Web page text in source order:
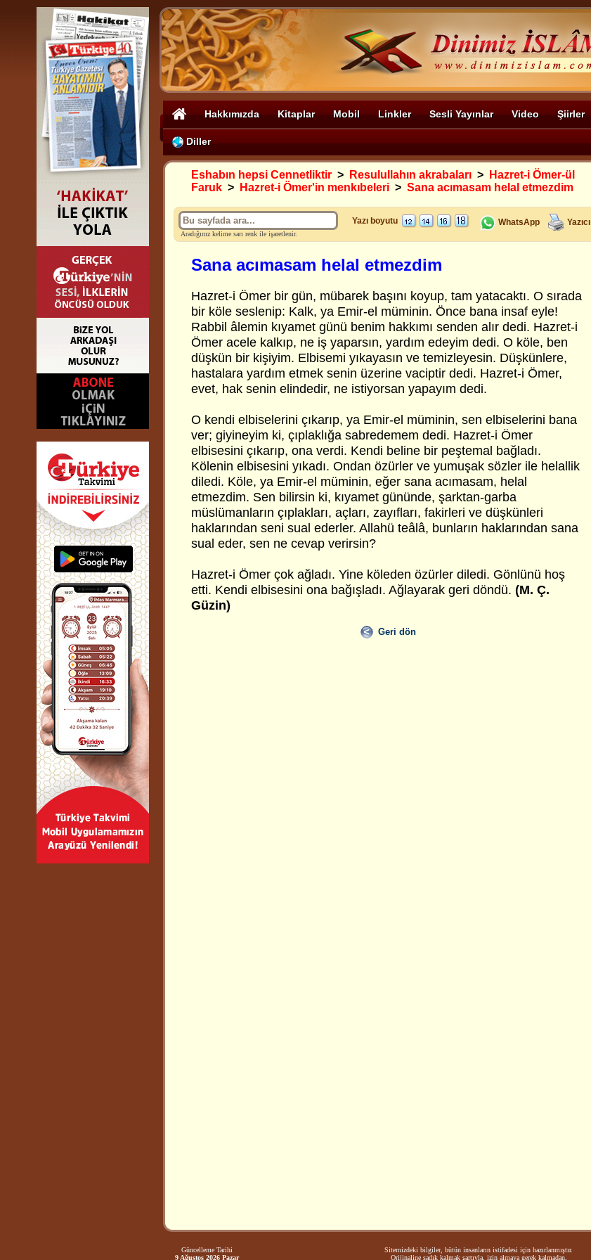
Hakkımızda Kitaplar Mobil Linkler Sesli Yayınlar Video Şiirler
Diller
Eshabın hepsi Cennetliktir > Resulullahın akrabaları >
Hazret-i Ömer-ül
Faruk > Hazret-i Ömer'in menkıbeleri > Sana acımasam helal etmezdim
Aradığınız kelime sarı renk ile işaretlenir.
Yazı boyutu WhatsApp Yazıcı
Sana acımasam helal etmezdim
Hazret-i Ömer bir gün, mübarek başını koyup, tam yatacaktı. O sırada
bir köle seslenip: Kalk, ya Emir-el müminin. Önce bana insaf eyle!
Rabbil âlemin kıyamet günü benim hakkımı senden alır dedi. Hazret-i
Ömer acele kalkıp, ne iş yaparsın, yardım edeyim dedi. O köle, ben
düşkün bir kişiyim. Elbisemi yıkayasın ve temizleyesin. Düşkünlere,
hastalara yardım etmek senin üzerine vaciptir dedi. Hazret-i Ömer,
evet, hak senin elindedir, ne istiyorsan yapayım dedi.
O kendi elbiselerini çıkarıp, ya Emir-el müminin, sen elbiselerini bana
ver; giyineyim ki, çıplaklığa sabredemem dedi. Hazret-i Ömer
elbisesini çıkarıp, ona verdi. Kendi beline bir peştemal bağladı.
Kölenin elbisesini yıkadı. Ondan özürler ve yumuşak sözler ile helallik
diledi. Köle, ya Emir-el müminin, eğer sana acımasam, helal
etmezdim. Sen bilirsin ki, kıyamet gününde, şarktan-garba
müslümanların çıplakları, açları, zayıfları, fakirleri ve düşkünleri
haklarından seni sual ederler. Allahü teâlâ, bunların haklarından sana
sual eder, sen ne cevap verirsin?
Hazret-i Ömer çok ağladı. Yine köleden özürler diledi. Gönlünü hoş
etti. Kendi elbisesini ona bağışladı. Ağlayarak geri döndü. (M. Ç.
Güzin)
Geri dön
Güncelleme Tarihi
9 Ağustos 2026 Pazar
Sitemizdeki bilgiler, bütün insanların istifadesi için hazırlanmıştır.
Orijinaline sadık kalmak şartıyla, izin almaya gerek kalmadan,